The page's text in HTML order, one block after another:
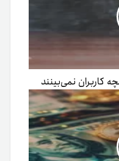
کاربران نمی‌بینند